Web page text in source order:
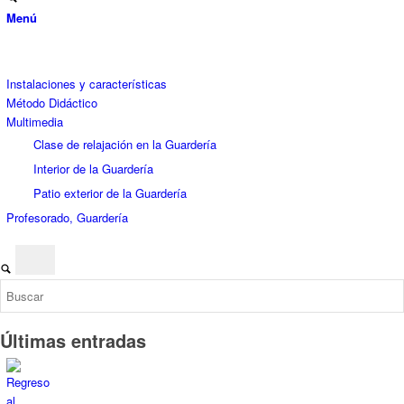
Menú
Instalaciones y características
Método Didáctico
Multimedia
Clase de relajación en la Guardería
Interior de la Guardería
Patio exterior de la Guardería
Profesorado, Guardería
Últimas entradas